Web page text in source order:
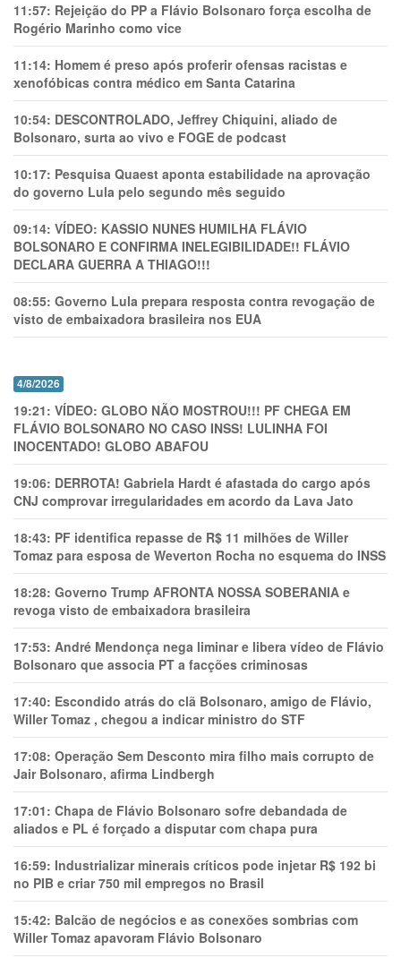
11:57: Rejeição do PP a Flávio Bolsonaro força escolha de
Rogério Marinho como vice
11:14: Homem é preso após proferir ofensas racistas e
xenofóbicas contra médico em Santa Catarina
10:54: DESCONTROLADO, Jeffrey Chiquini, aliado de
Bolsonaro, surta ao vivo e FOGE de podcast
10:17: Pesquisa Quaest aponta estabilidade na aprovação
do governo Lula pelo segundo mês seguido
09:14: VÍDEO: KASSIO NUNES HUMlLHA FLÁVIO
BOLSONARO E CONFIRMA INELEGIBILIDADE!! FLÁVIO
DECLARA GUERRA A THIAGO!!!
08:55: Governo Lula prepara resposta contra revogação de
visto de embaixadora brasileira nos EUA
4/8/2026
19:21: VÍDEO: GLOBO NÃO MOSTROU!!! PF CHEGA EM
FLÁVIO BOLSONARO NO CASO INSS! LULINHA FOI
INOCENTADO! GLOBO ABAFOU
19:06: DERROTA! Gabriela Hardt é afastada do cargo após
CNJ comprovar irregularidades em acordo da Lava Jato
18:43: PF identifica repasse de R$ 11 milhões de Willer
Tomaz para esposa de Weverton Rocha no esquema do INSS
18:28: Governo Trump AFRONTA NOSSA SOBERANIA e
revoga visto de embaixadora brasileira
17:53: André Mendonça nega liminar e libera vídeo de Flávio
Bolsonaro que associa PT a facções criminosas
17:40: Escondido atrás do clã Bolsonaro, amigo de Flávio,
Willer Tomaz , chegou a indicar ministro do STF
17:08: Operação Sem Desconto mira filho mais corrupto de
Jair Bolsonaro, afirma Lindbergh
17:01: Chapa de Flávio Bolsonaro sofre debandada de
aliados e PL é forçado a disputar com chapa pura
16:59: Industrializar minerais críticos pode injetar R$ 192 bi
no PIB e criar 750 mil empregos no Brasil
15:42: Balcão de negócios e as conexões sombrias com
Willer Tomaz apavoram Flávio Bolsonaro